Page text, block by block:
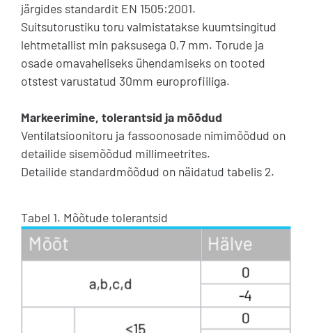
järgides standardit EN 1505:2001.
Suitsutorustiku toru valmistatakse kuumtsingitud
lehtmetallist min paksusega 0,7 mm. Torude ja
osade omavaheliseks ühendamiseks on tooted
otstest varustatud 30mm europrofiiliga.
Markeerimine, tolerantsid ja mõõdud
Ventilatsioonitoru ja fassoonosade nimimõõdud on
detailide sisemõõdud millimeetrites.
Detailide standardmõõdud on näidatud tabelis 2.
Tabel 1. Mõõtude tolerantsid